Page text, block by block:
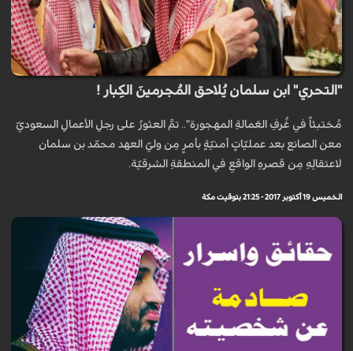
"التحري" ابن سلمان يُلاحق المُجرمينَ الكِبار !
مُختبئاً في غُرفِ العَمالةِ المهجورة".. تمَّ العثورُ على رجلِ الأعمالِ السعوديّ
معن الصانع بعد عمليّاتٍ أمنيّةٍ بأمرٍ مِن وليّ العهد محمّد بن سلمان
لاعتقالِهِ مِن قصرهِ الواقعِ في المنطقةِ الشرقيّة.
الخميس 19 أكتوبر 2017 - 21:25 بتوقيت مكة